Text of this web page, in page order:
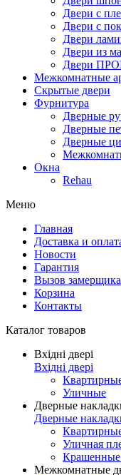
Двери с
Двери с
Двери
Двери из
Двери
Межкомнатные
Скрытые двери
Фурнитура
Дверные
Дверные
Дверные
Окна
Rehau
Меню
Главная
Доставка и
Новости
Гарантия
Вызов замерщика
Корзина
Контакты
Каталог товаров
Вхідні двері
Вхідні двері
Уличные
Дверные
Дверные
Уличная
Крашенные
Межкомнатные